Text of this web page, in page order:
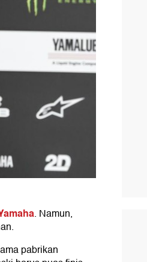
. Namun,
pabrikan